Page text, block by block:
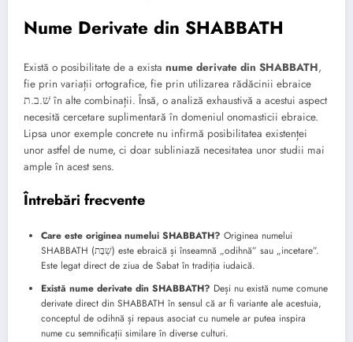
Nume Derivate din SHABBATH
Există o posibilitate de a exista nume derivate din SHABBATH,
fie prin variații ortografice, fie prin utilizarea rădăcinii ebraice
שׁ.ב.ת în alte combinații. Însă, o analiză exhaustivă a acestui aspect
necesită cercetare suplimentară în domeniul onomasticii ebraice.
Lipsa unor exemple concrete nu infirmă posibilitatea existenței
unor astfel de nume, ci doar subliniază necesitatea unor studii mai
ample în acest sens.
Întrebări frecvente
Care este originea numelui SHABBATH? Originea numelui
SHABBATH (שַׁבָּת) este ebraică și înseamnă „odihnă” sau „incetare”.
Este legat direct de ziua de Sabat în tradiția iudaică.
Există nume derivate din SHABBATH? Deși nu există nume comune
derivate direct din SHABBATH în sensul că ar fi variante ale acestuia,
conceptul de odihnă și repaus asociat cu numele ar putea inspira
nume cu semnificații similare în diverse culturi.